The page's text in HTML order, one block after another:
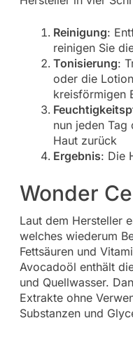
Reinigung:
reinigen Sie
Tonisierung:
oder die
kreisförmigen
nun jeden
Haut zurück
Ergebnis: Die
Wonder
Laut dem Hersteller
welches wiederum
Fettsäuren und
Avocadoöl enthält
und Quellwasser.
Extrakte ohne
Substanzen und